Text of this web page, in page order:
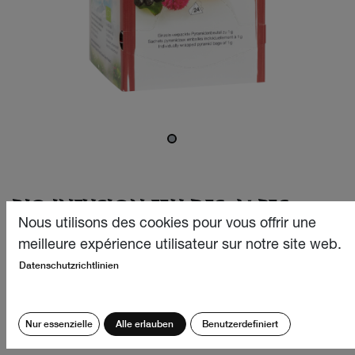
BIO INFUSION FEU DES ALPES
24X1G
A boire en particulier par temps froid, ce fabuleux
cannelle et les clous de girofle flattent le palais tout en
ragaillardissant l’esprit.
Nous utilisons des cookies pour vous offrir une
meilleure expérience utilisateur sur notre site web.
Datenschutzrichtlinien
Nur essenzielle Alle erlauben Benutzerdefiniert